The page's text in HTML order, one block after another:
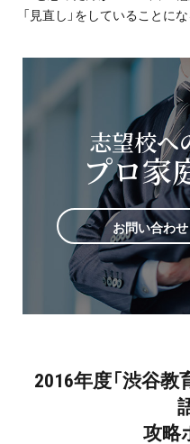
「見直し」をしていることにな
志望校へ
プロ家
お問い合わせ
2016年度「渋谷
攻略